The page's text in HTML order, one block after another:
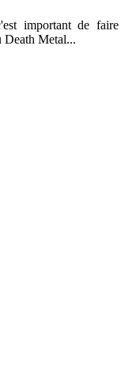
important de
Death Metal...